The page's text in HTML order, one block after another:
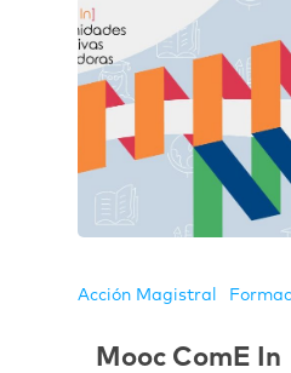
Acción Magistral
Mooc ComE In